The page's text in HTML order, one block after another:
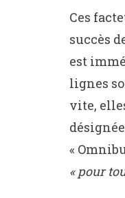
Ces
succès
est
lignes
vite,
«
« pour